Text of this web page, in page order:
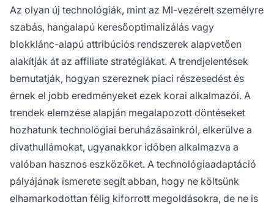
Az olyan új technológiák, mint az MI-vezérelt személyre
szabás, hangalapú keresőoptimalizálás vagy
blokklánc-alapú attribúciós rendszerek alapvetően
alakítják át az affiliate stratégiákat. A trendjelentések
bemutatják, hogyan szereznek piaci részesedést és
érnek el jobb eredményeket ezek korai alkalmazói. A
trendek elemzése alapján megalapozott döntéseket
hozhatunk technológiai beruházásainkról, elkerülve a
divathullámokat, ugyanakkor időben alkalmazva a
valóban hasznos eszközöket. A technológiaadaptáció
pályájának ismerete segít abban, hogy ne költsünk
elhamarkodottan félig kiforrott megoldásokra, de ne is